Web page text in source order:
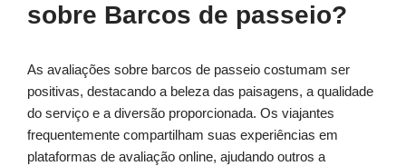
sobre Barcos de passeio?
As avaliações sobre barcos de passeio costumam ser
positivas, destacando a beleza das paisagens, a qualidade
do serviço e a diversão proporcionada. Os viajantes
frequentemente compartilham suas experiências em
plataformas de avaliação online, ajudando outros a